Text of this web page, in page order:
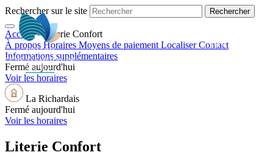
Rechercher sur le site
FR
Accueil>Literie Confort
À propos Horaires Moyens de paiement Localiser Contact
Informations supplémentaires
Fermé aujourd'hui
Voir les horaires
La Richardais
Fermé aujourd'hui
Voir les horaires
Literie Confort